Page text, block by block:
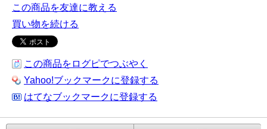
この商品を友達に教える
買い物を続ける
この商品をログピでつぶやく
Yahoo!ブックマークに登録する
はてなブックマークに登録する